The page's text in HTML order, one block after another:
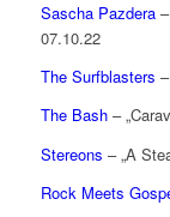
Sascha Pazdera–
07.10.22
The Surfblasters
The Bash–
Stereons – „A
Rock Meets